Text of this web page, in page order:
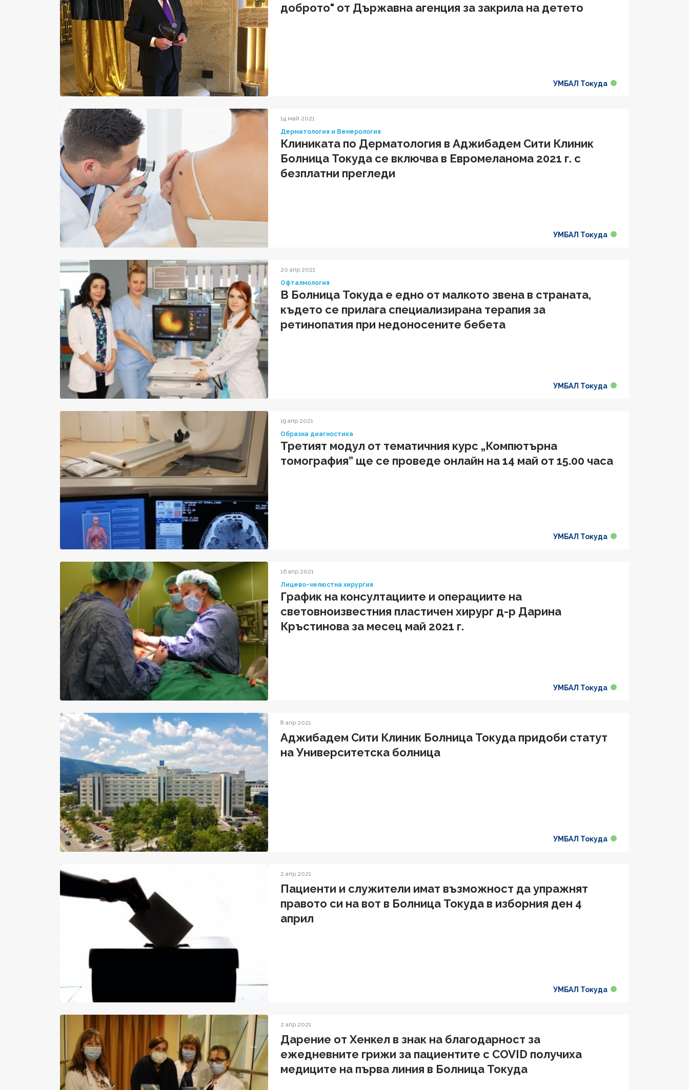
доброто" от Държавна агенция за закрила на детето
УМБАЛ Токуда
14 май 2021
Дерматология и Венерология
Клиниката по Дерматология в Аджибадем Сити Клиник
Болница Токуда се включва в Евромеланома 2021 г. с
безплатни прегледи
УМБАЛ Токуда
20 апр 2021
Офталмология
В Болница Токуда е едно от малкото звена в страната,
където се прилага специализирана терапия за
ретинопатия при недоносените бебета
УМБАЛ Токуда
19 апр 2021
Образна диагностика
Третият модул от тематичния курс „Компютърна
томография” ще се проведе онлайн на 14 май от 15.00 часа
УМБАЛ Токуда
16 апр 2021
Лицево-челюстна хирургия
График на консултациите и операциите на
световноизвестния пластичен хирург д-р Дарина
Кръстинова за месец май 2021 г.
УМБАЛ Токуда
8 апр 2021
Аджибадем Сити Клиник Болница Токуда придоби статут
на Университетска болница
УМБАЛ Токуда
2 апр 2021
Пациенти и служители имат възможност да упражнят
правото си на вот в Болница Токуда в изборния ден 4
април
УМБАЛ Токуда
2 апр 2021
Дарение от Хенкел в знак на благодарност за
ежедневните грижи за пациентите с COVID получиха
медиците на първа линия в Болница Токуда